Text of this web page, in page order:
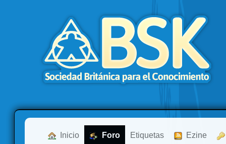
Inicio Foro Etiquetas Ezine